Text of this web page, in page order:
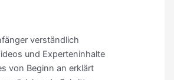
verständlich
und Experteninhalte
von Beginn an erklärt